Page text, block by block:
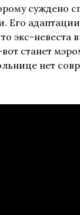
суждено
Его
экс-невеста
станет
нет